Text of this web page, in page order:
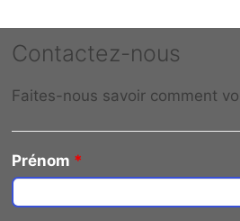
Contactez-nous
Faites-nous savoir comment
Prénom *